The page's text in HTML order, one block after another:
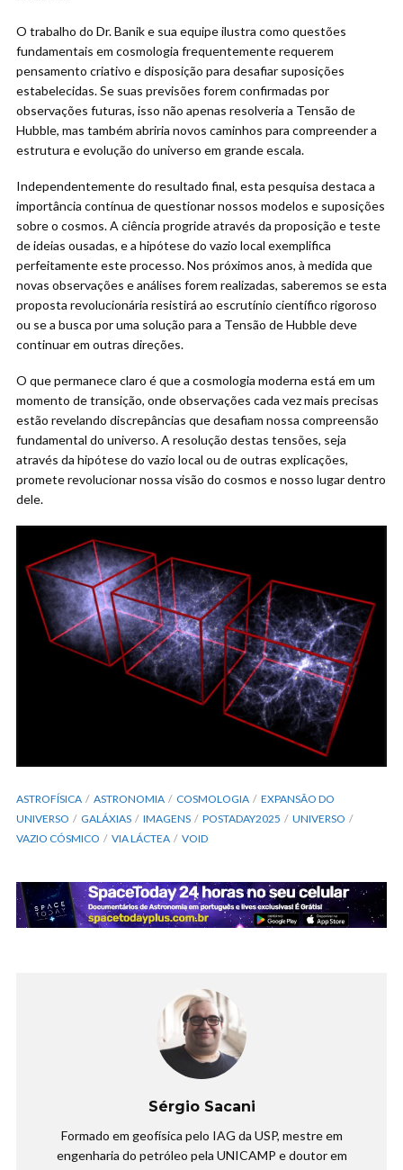
O trabalho do Dr. Banik e sua equipe ilustra como questões
fundamentais em cosmologia frequentemente requerem
pensamento criativo e disposição para desafiar suposições
estabelecidas. Se suas previsões forem confirmadas por
observações futuras, isso não apenas resolveria a Tensão de
Hubble, mas também abriria novos caminhos para compreender a
estrutura e evolução do universo em grande escala.
Independentemente do resultado final, esta pesquisa destaca a
importância contínua de questionar nossos modelos e suposições
sobre o cosmos. A ciência progride através da proposição e teste
de ideias ousadas, e a hipótese do vazio local exemplifica
perfeitamente este processo. Nos próximos anos, à medida que
novas observações e análises forem realizadas, saberemos se esta
proposta revolucionária resistirá ao escrutínio científico rigoroso
ou se a busca por uma solução para a Tensão de Hubble deve
continuar em outras direções.
O que permanece claro é que a cosmologia moderna está em um
momento de transição, onde observações cada vez mais precisas
estão revelando discrepâncias que desafiam nossa compreensão
fundamental do universo. A resolução destas tensões, seja
através da hipótese do vazio local ou de outras explicações,
promete revolucionar nossa visão do cosmos e nosso lugar dentro
dele.
ASTROFÍSICA ASTRONOMIA COSMOLOGIA
EXPANSÃO DO
UNIVERSO
GALÁXIAS IMAGENS POSTADAY2025
UNIVERSO
VAZIO CÓSMICO
VIA LÁCTEA VOID
Sérgio Sacani
Formado em geofísica pelo IAG da USP, mestre em
engenharia do petróleo pela UNICAMP e doutor em